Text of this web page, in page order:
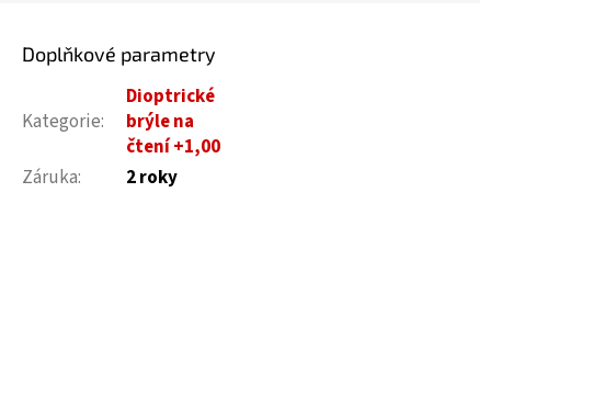
Doplňkové parametry
Kategorie:
Dioptrické
brýle na
čtení +1,00
Záruka: 2 roky